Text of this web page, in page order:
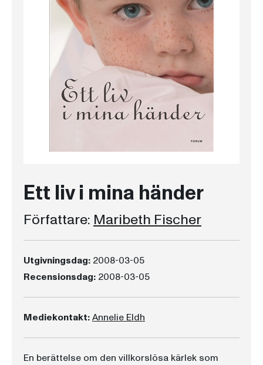
Ett liv i mina händer
Författare: Maribeth Fischer
Utgivningsdag: 2008-03-05
Recensionsdag: 2008-03-05
Mediekontakt:Annelie Eldh
En berättelse om den villkorslösa kärlek som